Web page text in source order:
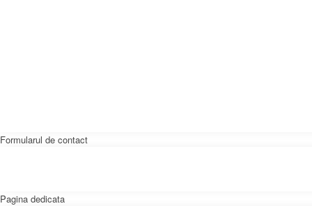
Formularul de contact
Pagina dedicata